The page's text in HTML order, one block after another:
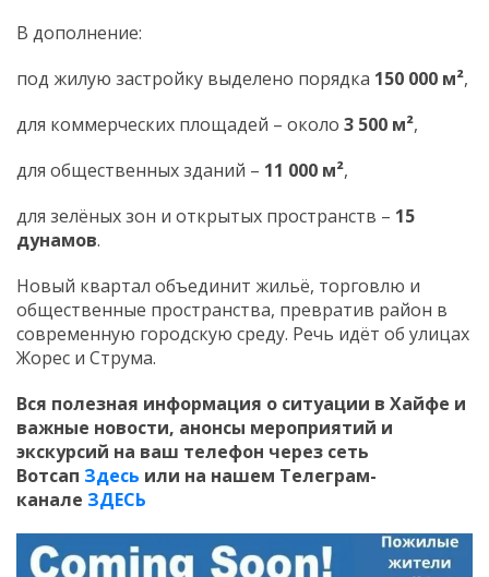
В дополнение:
под жилую застройку выделено порядка 150 000 м²,
для коммерческих площадей – около 3 500 м²,
для общественных зданий – 11 000 м²,
для зелёных зон и открытых пространств – 15
дунамов.
Новый квартал объединит жильё, торговлю и
общественные пространства, превратив район в
современную городскую среду. Речь идёт об улицах
Жорес и Струма.
Вся полезная информация о ситуации в Хайфе и
важные новости, анонсы мероприятий и
экскурсий на ваш телефон через сеть
Вотсап Здесь или на нашем Телеграм-
канале ЗДЕСЬ